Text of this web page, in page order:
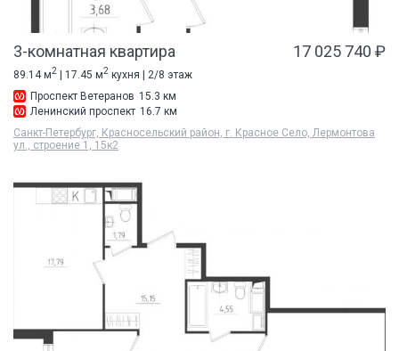
3-комнатная квартира 17 025 740 ₽
89.14 м2 | 17.45 м2 кухня | 2/8 этаж
Проспект Ветеранов 15.3 км
Ленинский проспект 16.7 км
Санкт-Петербург, Красносельский район, г. Красное Село, Лермонтова
ул., строение 1, 15к2